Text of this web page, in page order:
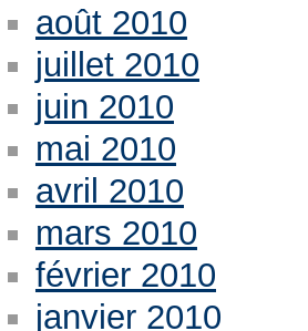
août 2010
juillet 2010
juin 2010
mai 2010
avril 2010
mars 2010
février 2010
janvier 2010